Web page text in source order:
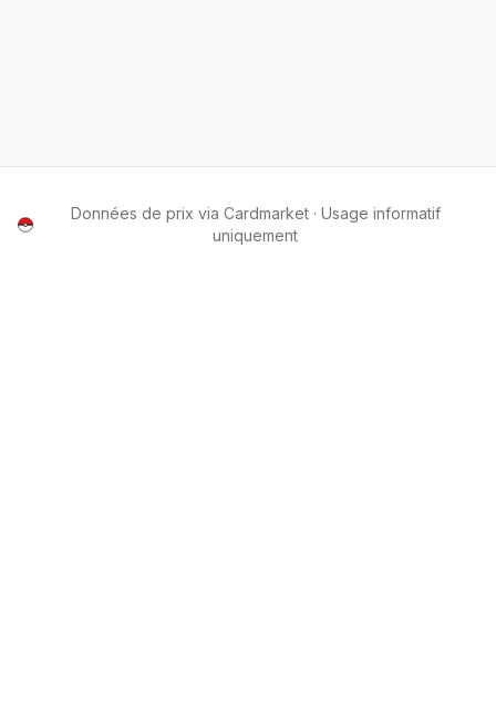
Données de prix via Cardmarket · Usage informatif
uniquement